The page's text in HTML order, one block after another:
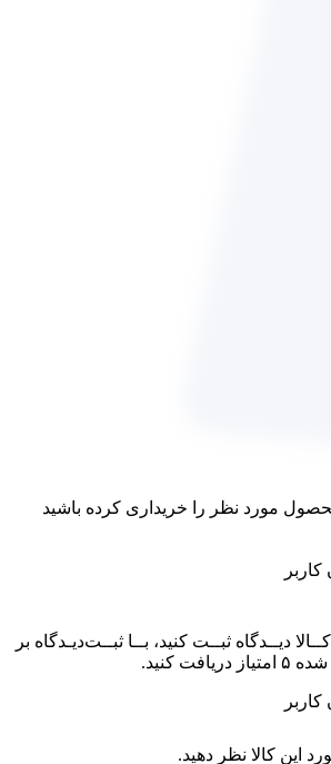
مورد نظر را خریداری کرده باشید
کاربر
دیــدگاه ثبــت کنید، بــا ثبــت‌دیـدگاه بر
کنید.
کاربر
این کالا نظر دهید.